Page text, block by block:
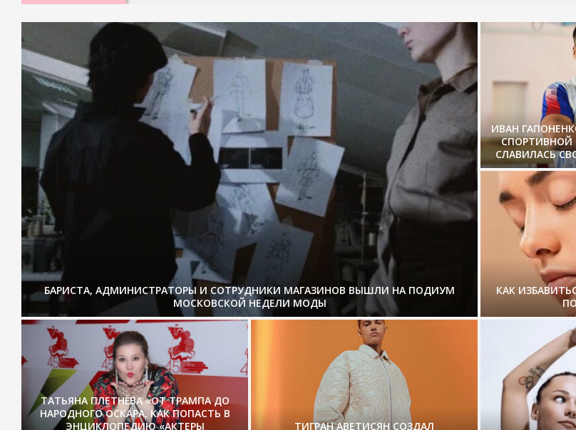
БАРИСТА, АДМИНИСТРАТОРЫ И СОТРУДНИКИ МАГАЗИНОВ ВЫШЛИ НА ПОДИУМ
МОСКОВСКОЙ НЕДЕЛИ МОДЫ
ИВАН
СПОРТИВНОЙ
СЛАВИЛАСЬ
КАК
ТАТЬЯНА ПЛЕТНЁВА «ОТ ТРАМПА ДО
НАРОДНОГО ОСКАРА, КАК ПОПАСТЬ В
ЭНЦИКЛОПЕДИЮ «АКТЕРЫ
ТИГРАН АВЕТИСЯН СОЗДАЛ